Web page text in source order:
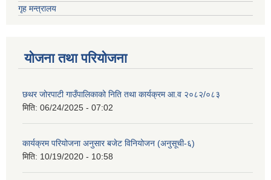
गृह मन्त्रालय
योजना तथा परियोजना
छथर जोरपाटी गाउँपालिकाको निति तथा कार्यक्रम आ.व २०८२/०८३
मिति: 06/24/2025 - 07:02
कार्यक्रम परियोजना अनुसार बजेट विनियोजन (अनुसूची-६)
मिति: 10/19/2020 - 10:58